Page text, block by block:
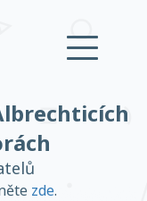
Přihlásit se
Založit účet
zde.